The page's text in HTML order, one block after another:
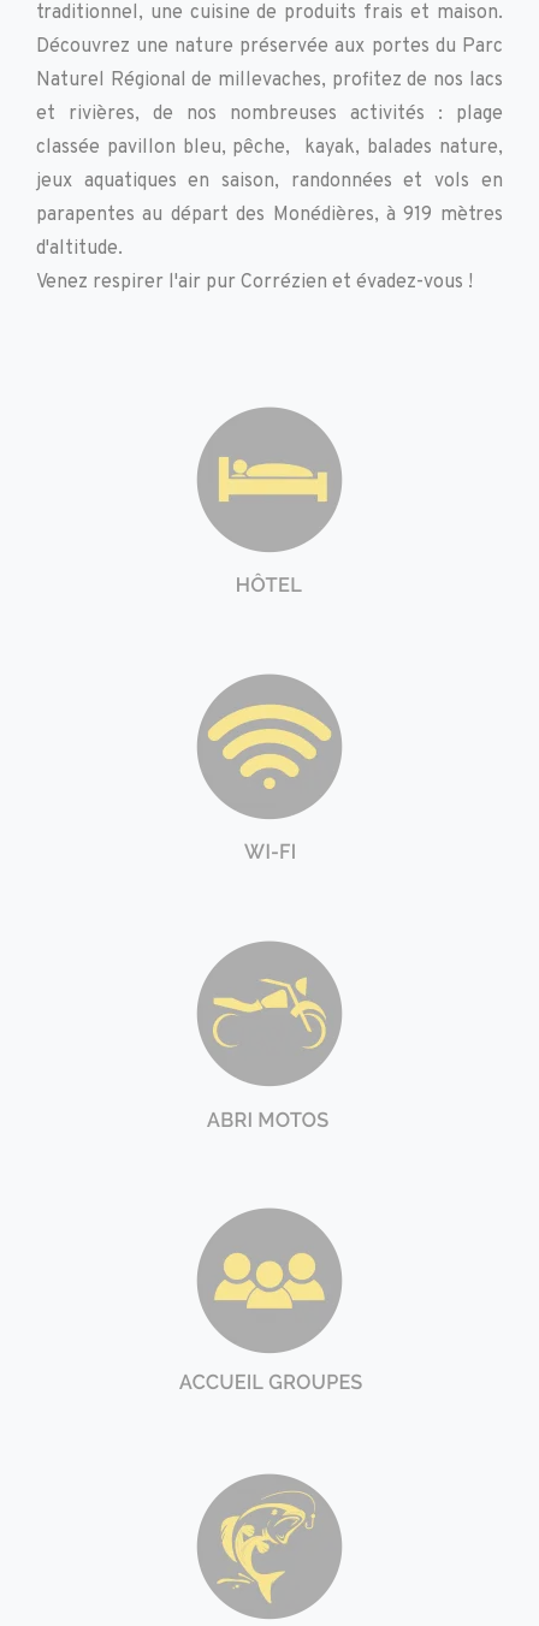
traditionnel, une cuisine de produits frais et maison.
Découvrez une nature préservée aux portes du Parc
Naturel Régional de millevaches, profitez de nos lacs
et rivières, de nos nombreuses activités : plage
classée pavillon bleu, pêche, kayak, balades nature,
jeux aquatiques en saison, randonnées et vols en
parapentes au départ des Monédières, à 919 mètres
d'altitude.
Venez respirer l'air pur Corrézien et évadez-vous !